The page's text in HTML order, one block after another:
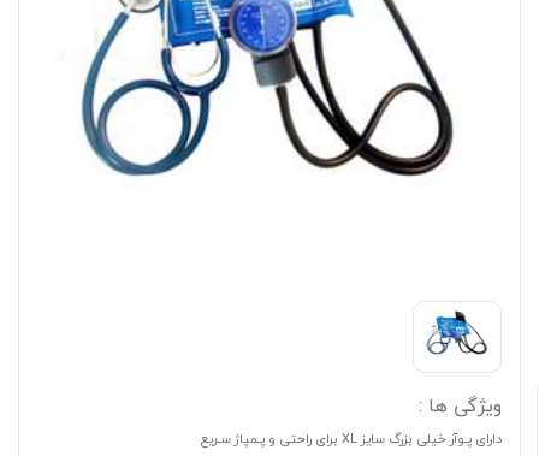
ویژگی ها :
دارای پـوآر خیلی بزرگ سایز XL برای راحتی و پـمپاژ سـریع